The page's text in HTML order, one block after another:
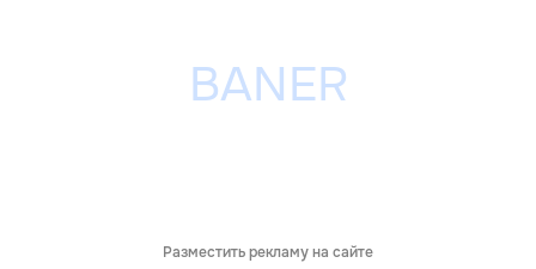
Разместить рекламу на сайте